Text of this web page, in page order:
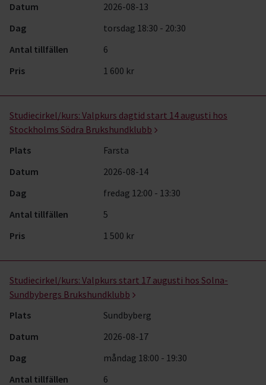
Datum
2026-08-13
Dag
torsdag 18:30 - 20:30
Antal tillfällen
6
Pris
1 600 kr
Studiecirkel/kurs: Valpkurs dagtid start 14 augusti hos
Stockholms Södra Brukshundklubb
Plats
Farsta
Datum
2026-08-14
Dag
fredag 12:00 - 13:30
Antal tillfällen
5
Pris
1 500 kr
Studiecirkel/kurs: Valpkurs start 17 augusti hos Solna-
Sundbybergs Brukshundklubb
Plats
Sundbyberg
Datum
2026-08-17
Dag
måndag 18:00 - 19:30
Antal tillfällen
6